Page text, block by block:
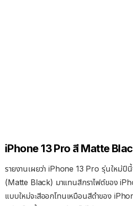
iPhone 13 Pro สี Matte
รายงานเผยว่า iPhone 13 Pro รุ่นใหม่ปีนี้
(Matte Black) มาแทนสีกราไฟต์ของ
แบบใหม่จะสีออกโทนเหมือนสีดำของ